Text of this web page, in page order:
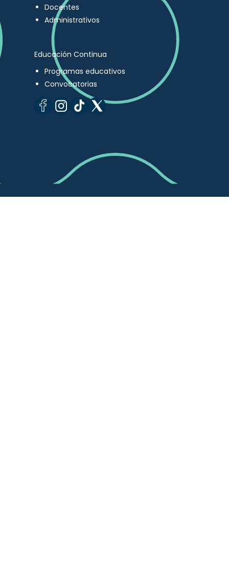
Docentes
Administrativos
Educación Continua
Programas educativos
Convocatorias